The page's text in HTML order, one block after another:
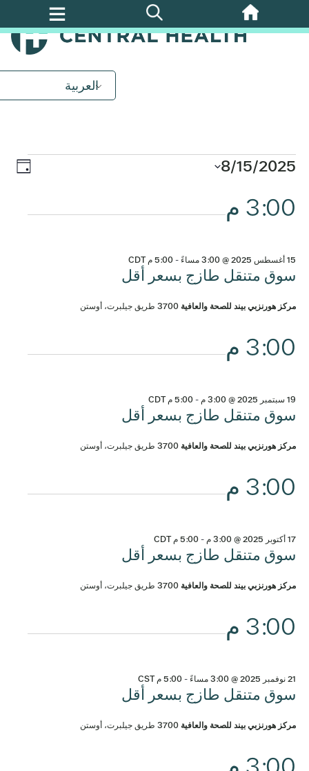
تخطي
إلى
العربية
أغسطس
15,
2025
في
اليوم 8/15/2025
التاريخ.
3:00 م
سوق متنقل طازج بسعر أقل
15 أغسطس 2025 @ 3:00 مساءً -5:00 م CDT
مركز هورنزبي بيند للصحة والعافية3700 طريق جيلبرت، أوستن
3:00 م
سوق متنقل طازج بسعر أقل
19 سبتمبر 2025 @ 3:00 م -5:00 م CDT
مركز هورنزبي بيند للصحة والعافية3700 طريق جيلبرت، أوستن
3:00 م
سوق متنقل طازج بسعر أقل
17 أكتوبر 2025 @ 3:00 م -5:00 م CDT
مركز هورنزبي بيند للصحة والعافية3700 طريق جيلبرت، أوستن
3:00 م
سوق متنقل طازج بسعر أقل
21 نوفمبر 2025 @ 3:00 مساءً -5:00 م CST
مركز هورنزبي بيند للصحة والعافية3700 طريق جيلبرت، أوستن